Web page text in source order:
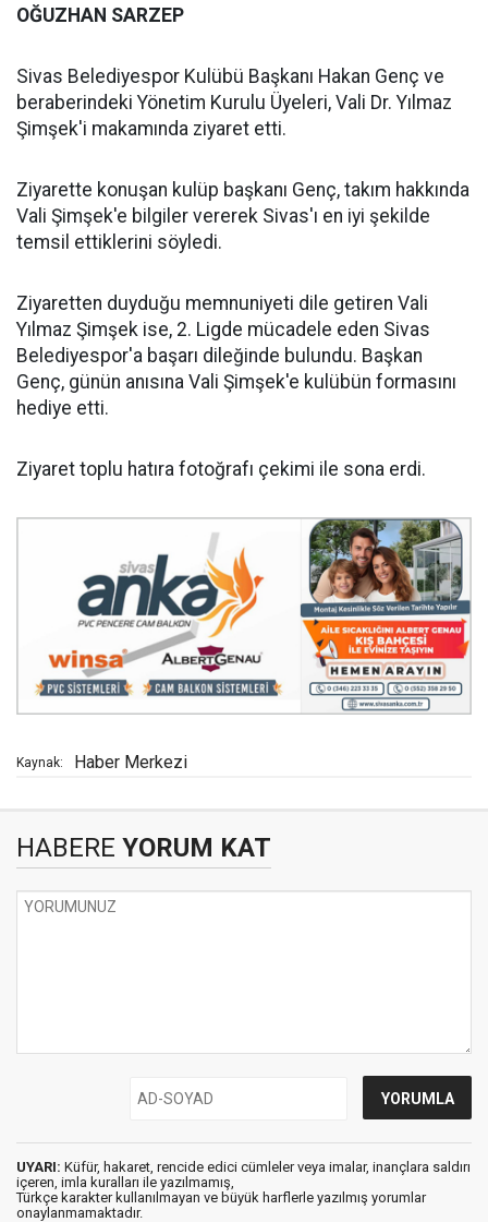
OĞUZHAN SARZEP
Sivas Belediyespor Kulübü Başkanı Hakan Genç ve
beraberindeki Yönetim Kurulu Üyeleri, Vali Dr. Yılmaz
Şimşek'i makamında ziyaret etti.
Ziyarette konuşan kulüp başkanı Genç, takım hakkında
Vali Şimşek'e bilgiler vererek Sivas'ı en iyi şekilde
temsil ettiklerini söyledi.
Ziyaretten duyduğu memnuniyeti dile getiren Vali
Yılmaz Şimşek ise, 2. Ligde mücadele eden Sivas
Belediyespor'a başarı dileğinde bulundu. Başkan
Genç, günün anısına Vali Şimşek'e kulübün formasını
hediye etti.
Ziyaret toplu hatıra fotoğrafı çekimi ile sona erdi.
Kaynak: Haber Merkezi
HABERE YORUM KAT
UYARI: Küfür, hakaret, rencide edici cümleler veya imalar, inançlara saldırı
içeren, imla kuralları ile yazılmamış,
Türkçe karakter kullanılmayan ve büyük harflerle yazılmış yorumlar
onaylanmamaktadır.